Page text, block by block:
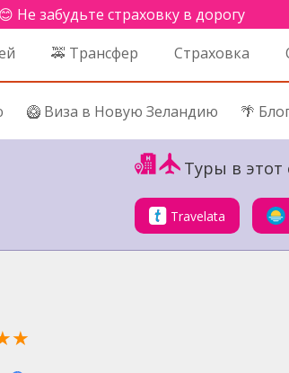
😊 Не забудьте страховку в дорогу
🚕 Трансфер Страховка
🥝 Виза в Новую Зеландию 🌴
Туры в этот
Travelata